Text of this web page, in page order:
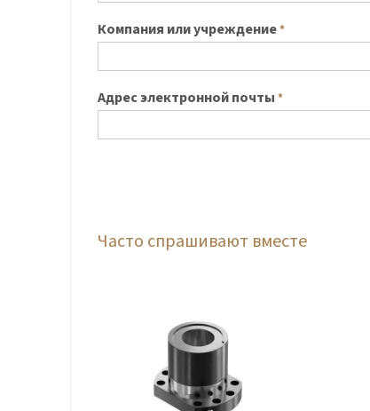
Компания или учреждение*
Адрес электронной почты *
Часто спрашивают вместе